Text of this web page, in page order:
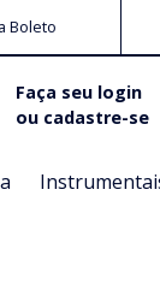
Boleto
Faça seu login
ou cadastre-se